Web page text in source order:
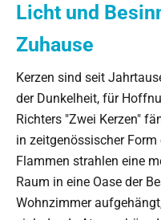
Licht und
Zuhause
Kerzen sind seit
der Dunkelheit, für
Richters "Zwei Kerzen"
in zeitgenössischer
Flammen strahlen eine
Raum in eine Oase der
Wohnzimmer